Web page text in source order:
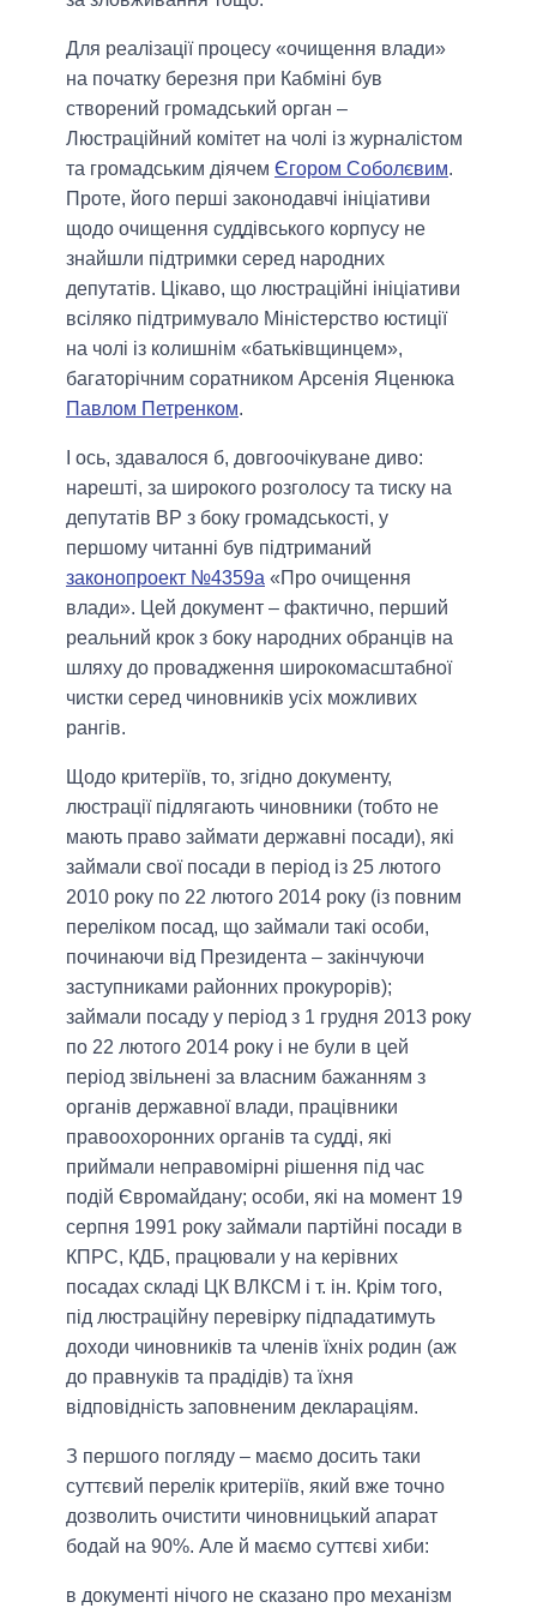
Для реалізації процесу «очищення влади»
на початку березня при Кабміні був
створений громадський орган –
Люстраційний комітет на чолі із журналістом
та громадським діячем Єгором Соболєвим.
Проте, його перші законодавчі ініціативи
щодо очищення суддівського корпусу не
знайшли підтримки серед народних
депутатів. Цікаво, що люстраційні ініціативи
всіляко підтримувало Міністерство юстиції
на чолі із колишнім «батьківщинцем»,
багаторічним соратником Арсенія Яценюка
Павлом Петренком.
І ось, здавалося б, довгоочікуване диво:
нарешті, за широкого розголосу та тиску на
депутатів ВР з боку громадськості, у
першому читанні був підтриманий
законопроект №4359а «Про очищення
влади». Цей документ – фактично, перший
реальний крок з боку народних обранців на
шляху до провадження широкомасштабної
чистки серед чиновників усіх можливих
рангів.
Щодо критеріїв, то, згідно документу,
люстрації підлягають чиновники (тобто не
мають право займати державні посади), які
займали свої посади в період із 25 лютого
2010 року по 22 лютого 2014 року (із повним
переліком посад, що займали такі особи,
починаючи від Президента – закінчуючи
заступниками районних прокурорів);
займали посаду у період з 1 грудня 2013 року
по 22 лютого 2014 року і не були в цей
період звільнені за власним бажанням з
органів державної влади, працівники
правоохоронних органів та судді, які
приймали неправомірні рішення під час
подій Євромайдану; особи, які на момент 19
серпня 1991 року займали партійні посади в
КПРС, КДБ, працювали у на керівних
посадах складі ЦК ВЛКСМ і т. ін. Крім того,
під люстраційну перевірку підпадатимуть
доходи чиновників та членів їхніх родин (аж
до правнуків та прадідів) та їхня
відповідність заповненим деклараціям.
З першого погляду – маємо досить таки
суттєвий перелік критеріїв, який вже точно
дозволить очистити чиновницький апарат
бодай на 90%. Але й маємо суттєві хиби:
в документі нічого не сказано про механізм